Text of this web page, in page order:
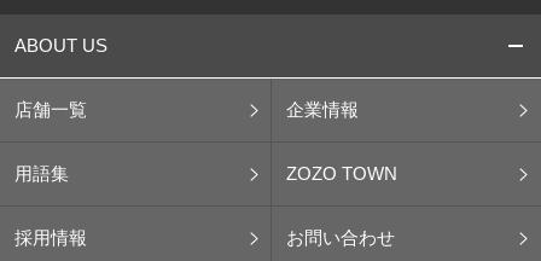
ABOUT US
店舗一覧 企業情報
用語集 ZOZO TOWN
採用情報 お問い合わせ